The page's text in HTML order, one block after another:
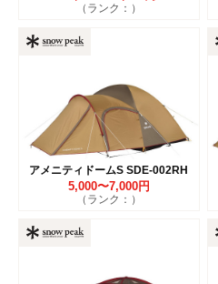
（ランク：）
アメニティドームS SDE-002RH
5,000〜7,000円
（ランク：）